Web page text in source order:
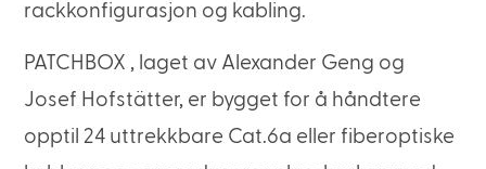
rackkonfigurasjon og kabling.
PATCHBOX , laget av Alexander Geng og
Josef Hofstätter, er bygget for å håndtere
opptil 24 uttrekkbare Cat.6a eller fiberoptiske